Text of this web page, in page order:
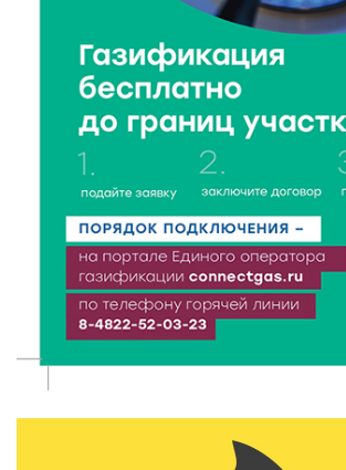
Более 40 миллионов на металлургию
8 Авг 2026 11:37 264
От теории до практики: в детских лагерях
области проходят «Дни безопасности»
8 Авг 2026 10:37 205
Арбуз без риска: на что обратить
покупке — советы Роскачества
8 Авг 2026 10:21 141
Виталий Королев рассказал о доступном